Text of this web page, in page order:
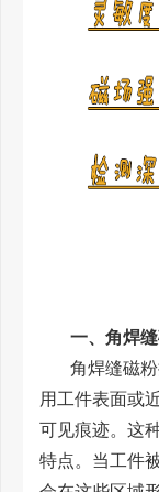
一、角焊
角焊缝磁
用工件表面或
可见痕迹。这
特点。当工件